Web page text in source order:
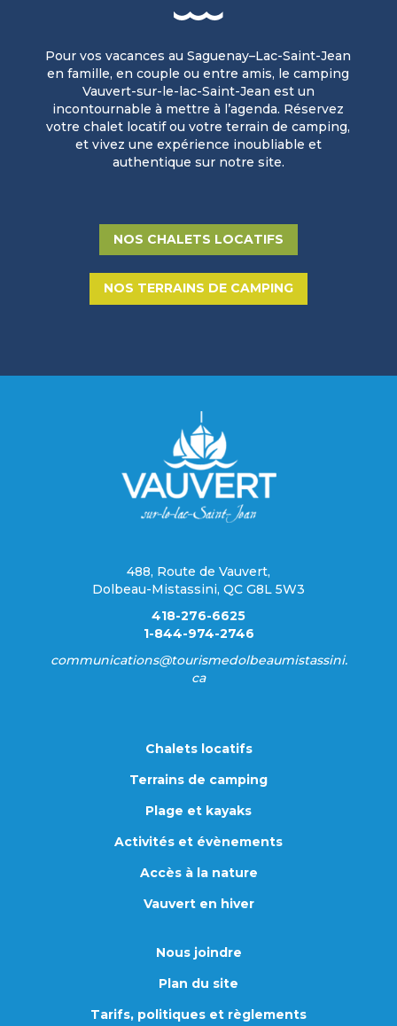
Pour vos vacances au Saguenay–Lac-Saint-Jean
en famille, en couple ou entre amis, le camping
Vauvert-sur-le-lac-Saint-Jean est un
incontournable à mettre à l’agenda. Réservez
votre chalet locatif ou votre terrain de camping,
et vivez une expérience inoubliable et
authentique sur notre site.
NOS CHALETS LOCATIFS
NOS TERRAINS DE CAMPING
488, Route de Vauvert,
Dolbeau-Mistassini, QC G8L 5W3
418-276-6625
1-844-974-2746
communications@tourismedolbeaumistassini.
ca
Chalets locatifs
Terrains de camping
Plage et kayaks
Activités et évènements
Accès à la nature
Vauvert en hiver
Nous joindre
Plan du site
Tarifs, politiques et règlements